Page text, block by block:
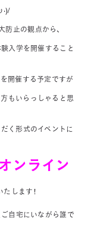
防止の観点から、
入学を開催すること
開催する予定ですが
もいらっしゃると思
く形式のイベントに
ンライン
たします！
自宅にいながら誰で